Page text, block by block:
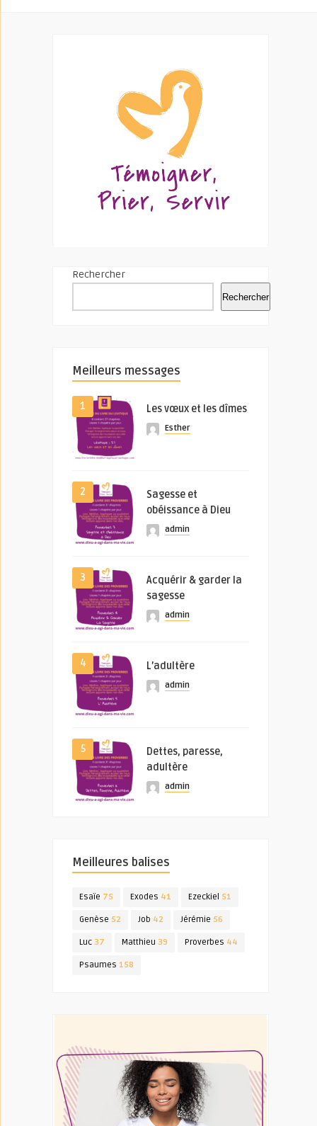
Rechercher
Rechercher
Meilleurs messages
1 Les vœux et les dîmes
Esther
2
Sagesse et
obéissance à Dieu
admin
3
Acquérir & garder la
sagesse
admin
4 L’adultère
admin
5
Dettes, paresse,
adultère
admin
Meilleures balises
Esaïe 75 Exodes 41 Ezeckiel 51
Genèse 52 Job 42 Jérémie 56
Luc 37 Matthieu 39 Proverbes 44
Psaumes 158